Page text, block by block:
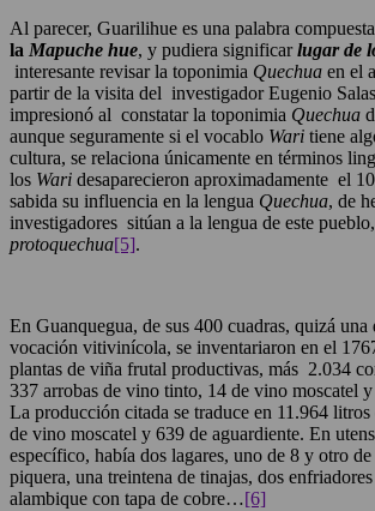
Al parecer, Guarilihue es una palabra
la Mapuche hue, y pudiera significarlugar de
interesante revisar la toponimia Quechua en el
partir de la visita del investigador Eugenio
impresionó al constatar la toponimia Quechua
aunque seguramente si el vocablo Wari tiene
cultura, se relaciona únicamente en términos
los Wari desaparecieron aproximadamente el
sabida su influencia en la lengua Quechua, de
investigadores sitúan a la lengua de este
protoquechua[5].
En Guanquegua, de sus 400 cuadras, quizá una
vocación vitivinícola, se inventariaron en el
plantas de viña frutal productivas, más 2.034
337 arrobas de vino tinto, 14 de vino moscatel
La producción citada se traduce en 11.964
de vino moscatel y 639 de aguardiente. En
específico, había dos lagares, uno de 8 y otro
piquera, una treintena de tinajas, dos
alambique con tapa de cobre…[6]